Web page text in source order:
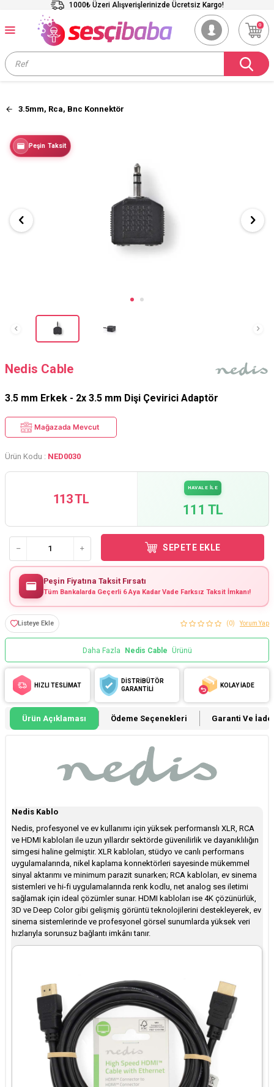
1000₺ Üzeri Alışverişlerinizde Ücretsiz Kargo!
0
3.5mm, Rca, Bnc Konnektör
Peşin Taksit
Nedis Cable
3.5 mm Erkek - 2x 3.5 mm Dişi Çevirici Adaptör
Mağazada Mevcut
Ürün Kodu : NED0030
113 TL
HAVALE İLE
111 TL
SEPETE EKLE
Peşin Fiyatına Taksit Fırsatı
Tüm Bankalarda Geçerli 6 Aya Kadar Vade Farksız Taksit İmkanı!
Listeye Ekle (0) Yorum Yap
Daha Fazla Nedis Cable Ürünü
HIZLI TESLİMAT
DİSTRİBÜTÖR
GARANTİLİ
KOLAY İADE
Ürün Açıklaması Ödeme Seçenekleri Garanti Ve İade
Nedis Kablo
Nedis, profesyonel ve ev kullanımı için yüksek performanslı XLR, RCA
ve HDMI kabloları ile uzun yıllardır sektörde güvenilirlik ve dayanıklılığın
simgesi haline gelmiştir. XLR kabloları, stüdyo ve canlı performans
uygulamalarında, nikel kaplama konnektörleri sayesinde mükemmel
sinyal aktarımı ve minimum parazit sunarken; RCA kabloları, ev sinema
sistemleri ve hi-fi uygulamalarında renk kodlu, net analog ses iletimi
sağlamak için ideal çözümler sunar. HDMI kabloları ise 4K çözünürlük,
3D ve Deep Color gibi gelişmiş görüntü teknolojilerini destekleyerek, ev
sinema sistemlerinde ve profesyonel görsel sunumlarda yüksek veri
hızlarıyla sorunsuz bağlantı imkânı tanır.